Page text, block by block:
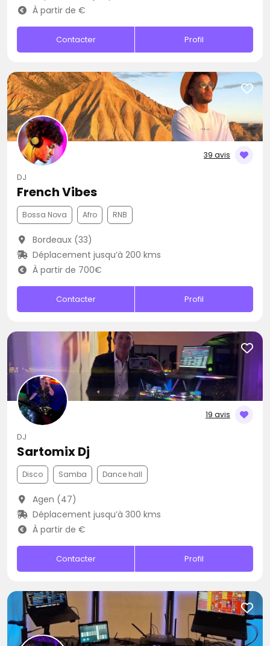
À partir de €
Contacter Profil
39 avis
DJ
French Vibes
Bossa Nova Afro RNB
Bordeaux (33)
Déplacement jusqu’à 200 kms
À partir de 700€
Contacter Profil
19 avis
DJ
Sartomix Dj
Disco Samba Dance hall
Agen (47)
Déplacement jusqu’à 300 kms
À partir de €
Contacter Profil